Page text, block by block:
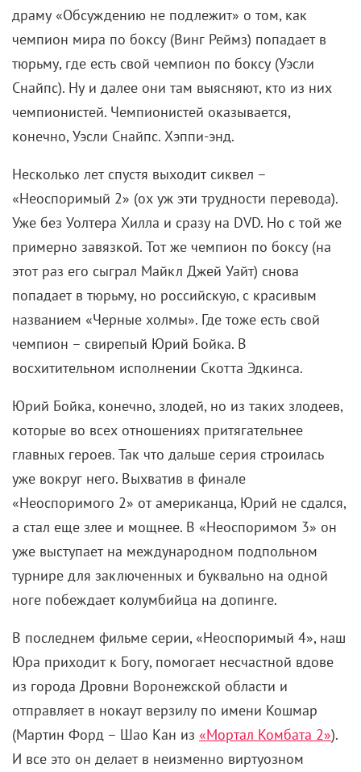
драму «Обсуждению не подлежит» о том, как
чемпион мира по боксу (Винг Реймз) попадает в
тюрьму, где есть свой чемпион по боксу (Уэсли
Снайпс). Ну и далее они там выясняют, кто из них
чемпионистей. Чемпионистей оказывается,
конечно, Уэсли Снайпс. Хэппи-энд.
Несколько лет спустя выходит сиквел –
«Неоспоримый 2» (ох уж эти трудности перевода).
Уже без Уолтера Хилла и сразу на DVD. Но с той же
примерно завязкой. Тот же чемпион по боксу (на
этот раз его сыграл Майкл Джей Уайт) снова
попадает в тюрьму, но российскую, с красивым
названием «Черные холмы». Где тоже есть свой
чемпион – свирепый Юрий Бойка. В
восхитительном исполнении Скотта Эдкинса.
Юрий Бойка, конечно, злодей, но из таких злодеев,
которые во всех отношениях притягательнее
главных героев. Так что дальше серия строилась
уже вокруг него. Выхватив в финале
«Неоспоримого 2» от американца, Юрий не сдался,
а стал еще злее и мощнее. В «Неоспоримом 3» он
уже выступает на международном подпольном
турнире для заключенных и буквально на одной
ноге побеждает колумбийца на допинге.
В последнем фильме серии, «Неоспоримый 4», наш
Юра приходит к Богу, помогает несчастной вдове
из города Дровни Воронежской области и
отправляет в нокаут верзилу по имени Кошмар
(Мартин Форд – Шао Кан из «Мортал Комбата 2»).
И все это он делает в неизменно виртуозном